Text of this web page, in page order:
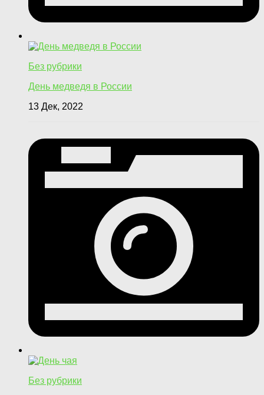
Без рубрики
День медведя в России
13 Дек, 2022
Без рубрики